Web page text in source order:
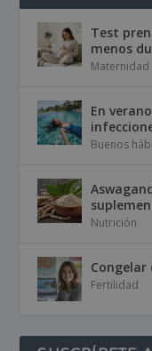
Test
menos
Maternidad
En
Buenos
Nutrición
Congelar
Fertilidad